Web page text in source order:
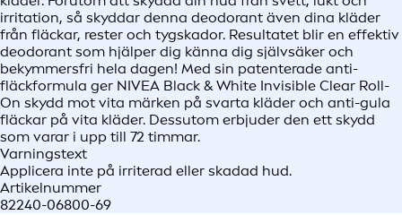
irritation, så skyddar denna deodorant även dina kläder
från fläckar, rester och tygskador. Resultatet blir en effektiv
deodorant som hjälper dig känna dig självsäker och
bekymmersfri hela dagen! Med sin patenterade anti-
fläckformula ger NIVEA Black & White Invisible Clear Roll-
On skydd mot vita märken på svarta kläder och anti-gula
fläckar på vita kläder. Dessutom erbjuder den ett skydd
som varar i upp till 72 timmar.
Varningstext
Applicera inte på irriterad eller skadad hud.
Artikelnummer
82240-06800-69